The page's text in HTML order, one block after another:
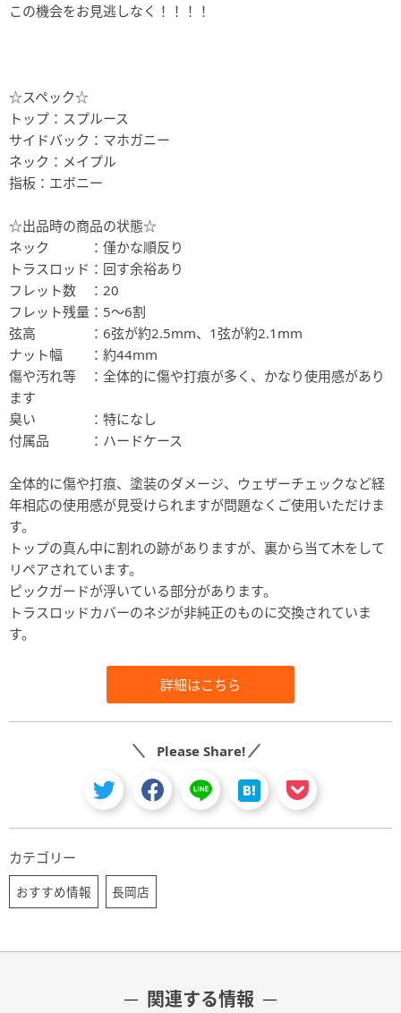
この機会をお見逃しなく！！！！
☆スペック☆
トップ：スプルース
サイドバック：マホガニー
ネック：メイプル
指板：エボニー
☆出品時の商品の状態☆
ネック ：僅かな順反り
トラスロッド：回す余裕あり
フレット数 ：20
フレット残量：5～6割
弦高 ：6弦が約2.5mm、1弦が約2.1mm
ナット幅 ：約44mm
傷や汚れ等 ：全体的に傷や打痕が多く、かなり使用感があり
ます
臭い ：特になし
付属品 ：ハードケース
全体的に傷や打痕、塗装のダメージ、ウェザーチェックなど経
年相応の使用感が見受けられますが問題なくご使用いただけま
す。
トップの真ん中に割れの跡がありますが、裏から当て木をして
リペアされています。
ピックガードが浮いている部分があります。
トラスロッドカバーのネジが非純正のものに交換されていま
す。
詳細はこちら
Please Share!
カテゴリー
おすすめ情報 長岡店
関連する情報